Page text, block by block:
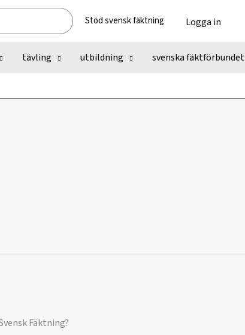
Stöd svensk fäktning Logga in
tävling utbildning svenska fäktförbundet
Fäktning?